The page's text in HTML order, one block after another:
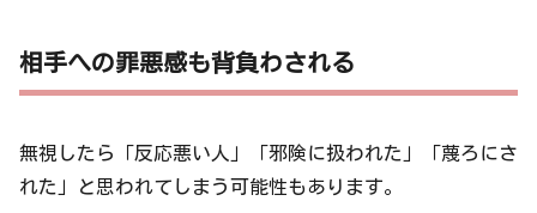
相手への罪悪感も背負わされる
無視したら「反応悪い人」「邪険に扱われた」「蔑ろにさ
れた」と思われてしまう可能性もあります。